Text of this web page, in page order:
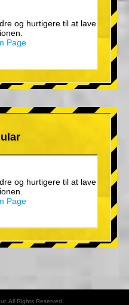
og hurtigere til at lave
Page
og hurtigere til at lave
Page
All Rights Reserved.